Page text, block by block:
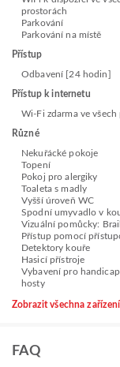
prostorách
Parkování
Parkování na místě
Přístup
Odbavení [24 hodin]
Přístup k internetu
Wi-Fi zdarma ve
Různé
Nekuřácké pokoje
Topení
Pokoj pro alergiky
Toaleta s madly
Vyšší úroveň WC
Spodní umyvadlo v
Vizuální pomůcky:
Přístup pomocí
Detektory kouře
Hasicí přístroje
Vybavení pro
hosty
Zobrazit všechna zařízení
FAQ